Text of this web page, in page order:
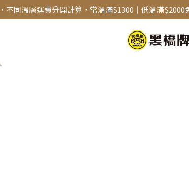
不同溫層運費分開計算，常溫滿$1300｜低溫滿